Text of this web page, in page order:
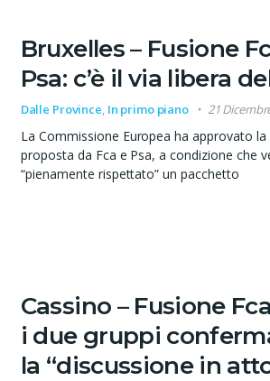
Bruxelles – Fusione
Psa: c’è il via libera
Dalle Province, In primo piano 21
La Commissione Europea ha approvato
proposta da Fca e Psa, a condizione che
“pienamente rispettato” un pacchetto
Cassino – Fusione
i due gruppi
la “discussione in